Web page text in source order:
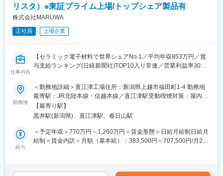
リスタ）※東証プライム上場/トップシェア製品有
株式会社MARUWA
正社員 上場企業
仕事内容
【セラミック電子材料で世界シェアNo.1／平均年収853万円／賞
与支給ランキング(日経新聞社)TOP10入り常連／営業利益率30%
■仕事内容：
電子部品（コンデンサ、バリスタ）の拡販業務をご担当いただき
ます。
・技術サポート
・拡販に用いる資料等の作成
・拡販戦略の立案
・当社の電子部品は、長年培ってきたセラミック技術を生かし、
勤務地
＜勤務地詳細＞直江津工場住所：新潟県上越市福田町1-4 勤務地
最寄駅：JR北陸本線・信越本線／直江津駅受動喫煙対策：屋内全
面禁煙変更の範囲：会社の定める事業所
【最寄り駅】
黒井駅(新潟県)、直江津駅、春日山駅
給与
＜予定年収＞770万円～1,260万円＜賃金形態＞日給月給制日給月
給制＜賃金内訳＞月額（基本給）：383,500円～707,500円/月20